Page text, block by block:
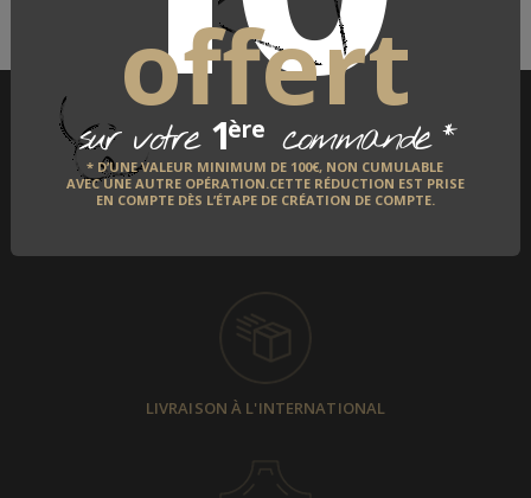
offert
sur votre 1ère commande*
* D’UNE VALEUR MINIMUM DE 100€, NON CUMULABLE
AVEC UNE AUTRE OPÉRATION.CETTE RÉDUCTION EST PRISE
EN COMPTE DÈS L’ÉTAPE DE CRÉATION DE COMPTE.
LIVRAISON À L'INTERNATIONAL